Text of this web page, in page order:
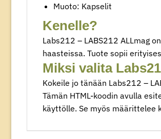
Muoto: Kapselit
Kenelle?
Labs212 – LABS212 ALLmag
haasteissa. Tuote sopii
Miksi valita
Kokeile jo tänään Labs212 –
Tämän HTML-koodin avulla
käyttölle. Se myös määrittelee